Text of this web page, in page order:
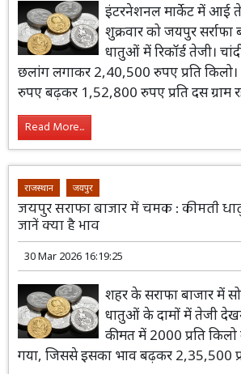
इंटरनेशनल मार्केट में आई
शुक्रवार को जयपुर सर्राफा
धातुओं में रिकॉर्ड तेजी।
छलांग लगाकर 2,40,500 रुपए प्रति किलो।
रुपए बढ़कर 1,52,800 रुपए प्रति दस ग्राम
Read More...
राजस्थान जयपुर
जयपुर सराफा बाजार में चमक : कीमती
जानें क्या है भाव
30 Mar 2026 16:19:25
शहर के सराफा बाजार में
धातुओं के दामों में तेजी
कीमत में 2000 प्रति
गया, जिससे इसका भाव बढ़कर 2,35,500